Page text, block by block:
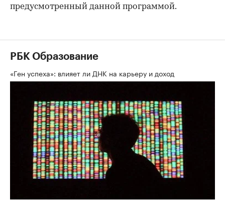
предусмотренный данной программой.
РБК Образование
«Ген успеха»: влияет ли ДНК на карьеру и доход